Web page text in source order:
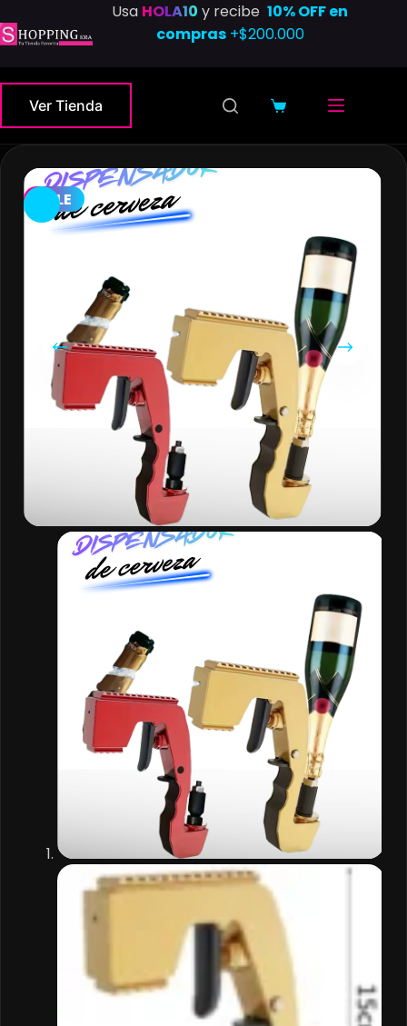
al
Usa HOLA10 y recibe10% OFF en
compras+$200.000
Ver Tienda
Carro
SALE